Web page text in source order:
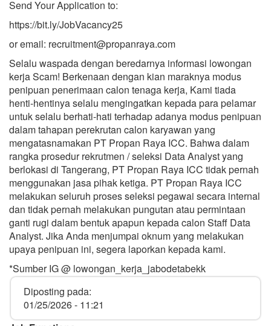
Send Your Application to:
https://bit.ly/JobVacancy25
or email: recruitment@propanraya.com
Selalu waspada dengan beredarnya informasi lowongan
kerja Scam! Berkenaan dengan kian maraknya modus
penipuan penerimaan calon tenaga kerja, Kami tiada
henti-hentinya selalu mengingatkan kepada para pelamar
untuk selalu berhati-hati terhadap adanya modus penipuan
dalam tahapan perekrutan calon karyawan yang
mengatasnamakan PT Propan Raya ICC. Bahwa dalam
rangka prosedur rekrutmen / seleksi Data Analyst yang
berlokasi di Tangerang, PT Propan Raya ICC tidak pernah
menggunakan jasa pihak ketiga. PT Propan Raya ICC
melakukan seluruh proses seleksi pegawai secara internal
dan tidak pernah melakukan pungutan atau permintaan
ganti rugi dalam bentuk apapun kepada calon Staff Data
Analyst. Jika Anda menjumpai oknum yang melakukan
upaya penipuan ini, segera laporkan kepada kami.
*Sumber IG @ lowongan_kerja_jabodetabekk
Diposting pada:
01/25/2026 - 11:21